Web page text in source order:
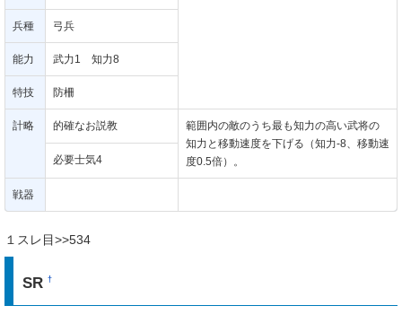
兵種 弓兵
能力 武力1 知力8
特技 防柵
計略 的確なお説教
範囲内の敵のうち最も知力の高い武将の
知力と移動速度を下げる（知力-8、移動速
度0.5倍）。
必要士気4
戦器
１スレ目>>534
SR†